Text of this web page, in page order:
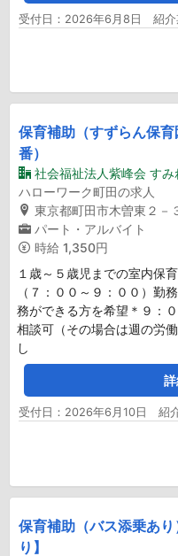
受付日：2026年6月8日 紹介
保育補助（すずらん保
番）
社会福祉法人紫峰会 すみ
ハローワーク町田の求人
東京都町田市木曽東２－
パート・アルバイト
時給 1,350円
１歳～５歳児までの室内保
（７：００～９：００）勤
務ができる方を希望＊９：
相談可（その場合は週の労
し
受付日：2026年6月10日 紹
保育補助（バス添乗あ
り】